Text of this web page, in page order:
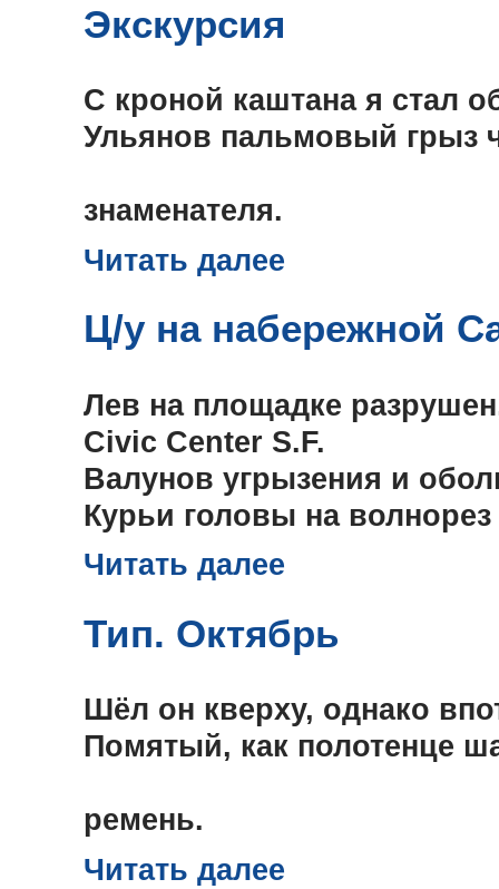
Экскурсия
С кроной каштана я стал
Ульянов пальмовый грыз
знаменателя.
Читать далее
Ц/у на набережной
Лев на площадке
Civic Center S.F.
Валунов угрызения и
Курьи головы на
Читать далее
Тип. Октябрь
Шёл он кверху, однако
Помятый, как полотенце
ремень.
Читать далее